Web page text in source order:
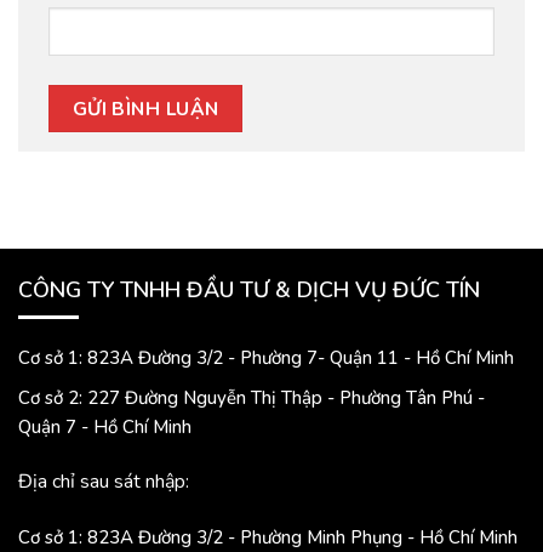
CÔNG TY TNHH ĐẦU TƯ & DỊCH VỤ ĐỨC TÍN
Cơ sở 1: 823A Đường 3/2 - Phường 7- Quận 11 - Hồ Chí Minh
Cơ sở 2: 227 Đường Nguyễn Thị Thập - Phường Tân Phú -
Quận 7 - Hồ Chí Minh
Địa chỉ sau sát nhập:
Cơ sở 1: 823A Đường 3/2 - Phường Minh Phụng - Hồ Chí Minh